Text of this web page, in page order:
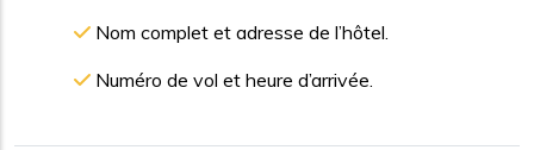
Nom complet et adresse de l’hôtel.
Numéro de vol et heure d’arrivée.